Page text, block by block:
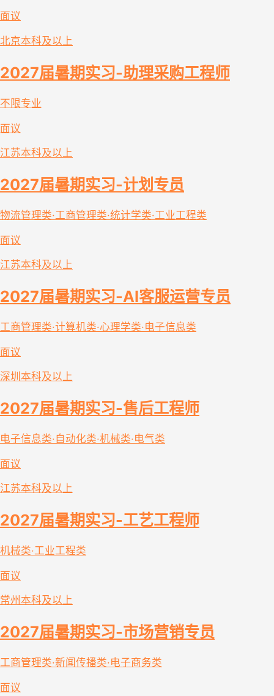
面议
北京本科及以上
2027届暑期实习-助理采购工程师
不限专业
面议
江苏本科及以上
2027届暑期实习-计划专员
物流管理类·工商管理类·统计学类·工业工程类
面议
江苏本科及以上
2027届暑期实习-AI客服运营专员
工商管理类·计算机类·心理学类·电子信息类
面议
深圳 本科及以上
2027届暑期实习-售后工程师
电子信息类·自动化类·机械类·电气类
面议
江苏本科及以上
2027届暑期实习-工艺工程师
机械类·工业工程类
面议
常州 本科及以上
2027届暑期实习-市场营销专员
工商管理类·新闻传播类·电子商务类
面议